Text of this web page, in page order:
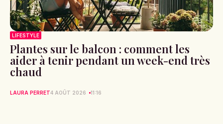
LIFESTYLE
Plantes sur le balcon : comment les
aider à tenir pendant un week-end très
chaud
LAURA PERRET4 AOÛT 2026 11:16